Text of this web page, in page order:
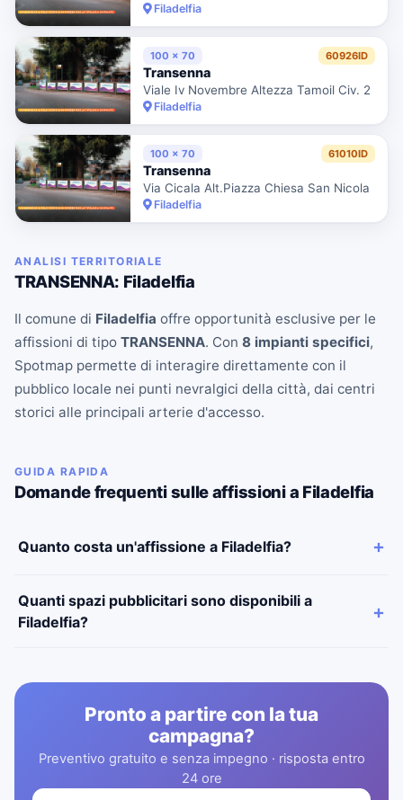
Filadelfia
100 x 70 60926ID
Transenna
Viale Iv Novembre Altezza Tamoil Civ. 2
Filadelfia
100 x 70 61010ID
Transenna
Via Cicala Alt.Piazza Chiesa San Nicola
Filadelfia
ANALISI TERRITORIALE
TRANSENNA: Filadelfia
Il comune di Filadelfia offre opportunità esclusive per le
affissioni di tipo TRANSENNA. Con 8 impianti specifici,
Spotmap permette di interagire direttamente con il
pubblico locale nei punti nevralgici della città, dai centri
storici alle principali arterie d'accesso.
GUIDA RAPIDA
Domande frequenti sulle affissioni a Filadelfia
Quanto costa un'affissione a Filadelfia?
Quanti spazi pubblicitari sono disponibili a
Filadelfia?
Pronto a partire con la tua
campagna?
Preventivo gratuito e senza impegno · risposta entro
24 ore